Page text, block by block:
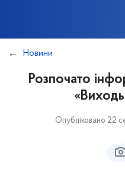
Новини
Розпочато
«Виходь
Опубліковано 22